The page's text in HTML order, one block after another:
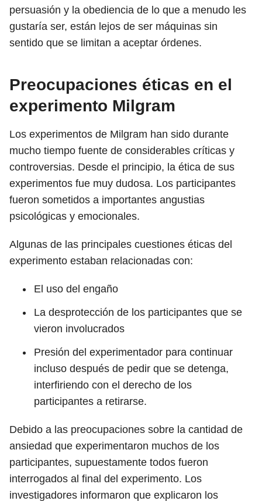
persuasión y la obediencia de lo que a menudo les
gustaría ser, están lejos de ser máquinas sin
sentido que se limitan a aceptar órdenes.
Preocupaciones éticas en el
experimento Milgram
Los experimentos de Milgram han sido durante
mucho tiempo fuente de considerables críticas y
controversias. Desde el principio, la ética de sus
experimentos fue muy dudosa. Los participantes
fueron sometidos a importantes angustias
psicológicas y emocionales.
Algunas de las principales cuestiones éticas del
experimento estaban relacionadas con:
El uso del engaño
La desprotección de los participantes que se
vieron involucrados
Presión del experimentador para continuar
incluso después de pedir que se detenga,
interfiriendo con el derecho de los
participantes a retirarse.
Debido a las preocupaciones sobre la cantidad de
ansiedad que experimentaron muchos de los
participantes, supuestamente todos fueron
interrogados al final del experimento. Los
investigadores informaron que explicaron los